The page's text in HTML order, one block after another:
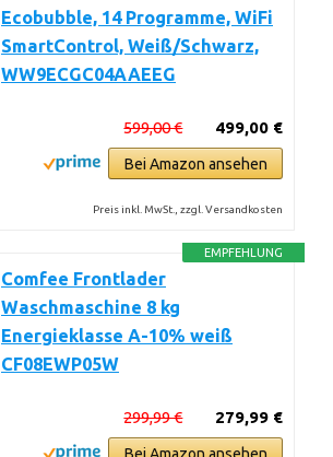
Ecobubble, 14 Programme, WiFi
SmartControl, Weiß/Schwarz,
WW9ECGC04AAEEG
499,00 €
599,00 €
Bei Amazon ansehen
Preis inkl. MwSt., zzgl. Versandkosten
EMPFEHLUNG
Comfee Frontlader
Waschmaschine 8 kg
Energieklasse A-10% weiß
CF08EWP05W
279,99 €
299,99 €